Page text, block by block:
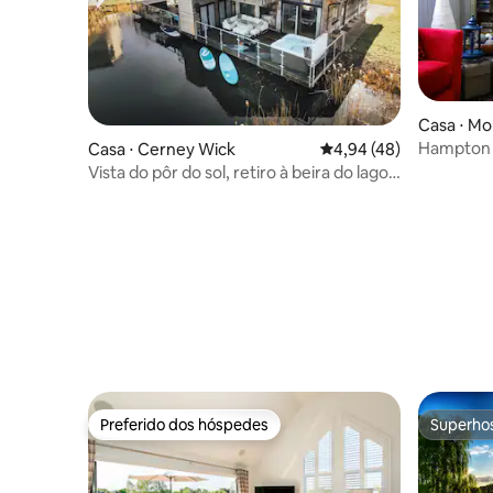
Casa ⋅ Cerney Wick 4,94 de uma
4,94 (48)
Vista do pôr do sol, retiro à beira do lago,
Casa ⋅
Preferido dos hóspedes
Preferido dos hóspedes